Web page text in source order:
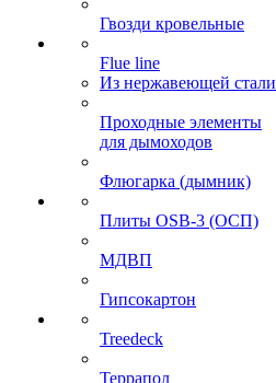
Гвозди кровельные
Flue line
Из нержавеющей стали
Проходные элементы
для дымоходов
Флюгарка (дымник)
Плиты OSB-3 (ОСП)
МДВП
Гипсокартон
Treedeck
Террапол